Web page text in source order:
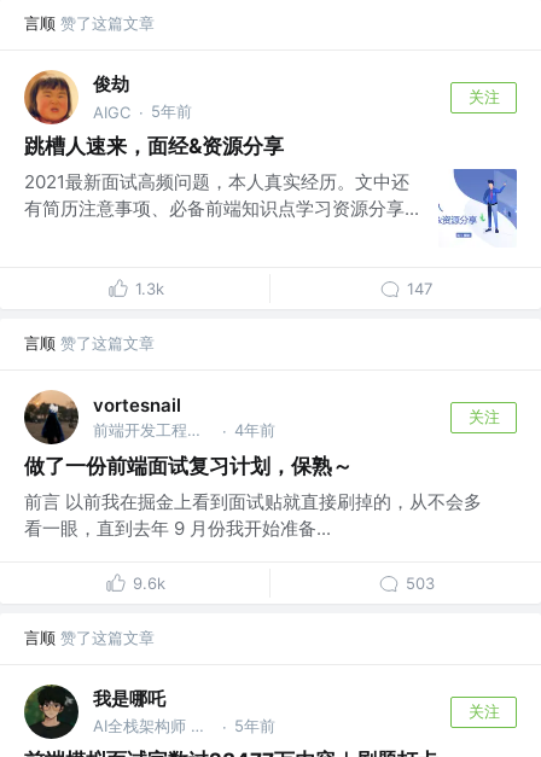
言顺 赞了这篇文章
俊劫
AIGC · 5年前
关注
跳槽人速来，面经&资源分享
2021最新面试高频问题，本人真实经历。文中还
有简历注意事项、必备前端知识点学习资源分享...
1.3k 147
言顺 赞了这篇文章
vortesnail
前端开发工程师 @emm · 4年前
关注
做了一份前端面试复习计划，保熟～
前言 以前我在掘金上看到面试贴就直接刷掉的，从不会多
看一眼，直到去年 9 月份我开始准备...
9.6k 503
言顺 赞了这篇文章
我是哪吒
AI全栈架构师 @微服务分布式系统架构 · 5年前
关注